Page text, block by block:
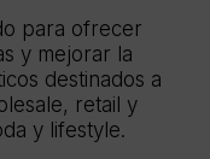
para ofrecer
y mejorar la
destinados a
retail y
y lifestyle.